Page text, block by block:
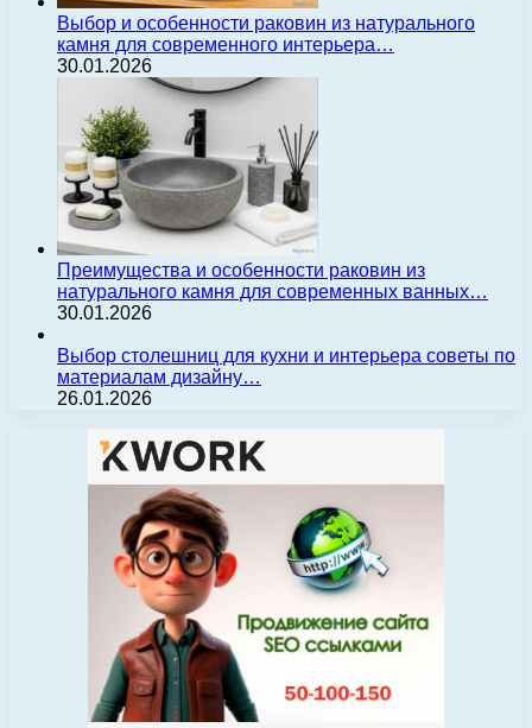
Выбор и особенности раковин из натурального
камня для современного интерьера…
30.01.2026
Преимущества и особенности раковин из
натурального камня для современных ванных…
30.01.2026
Выбор столешниц для кухни и интерьера советы по
материалам дизайну…
26.01.2026